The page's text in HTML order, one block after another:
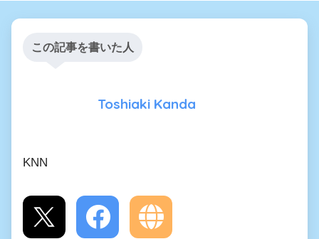
この記事を書いた人
Toshiaki Kanda
KNN